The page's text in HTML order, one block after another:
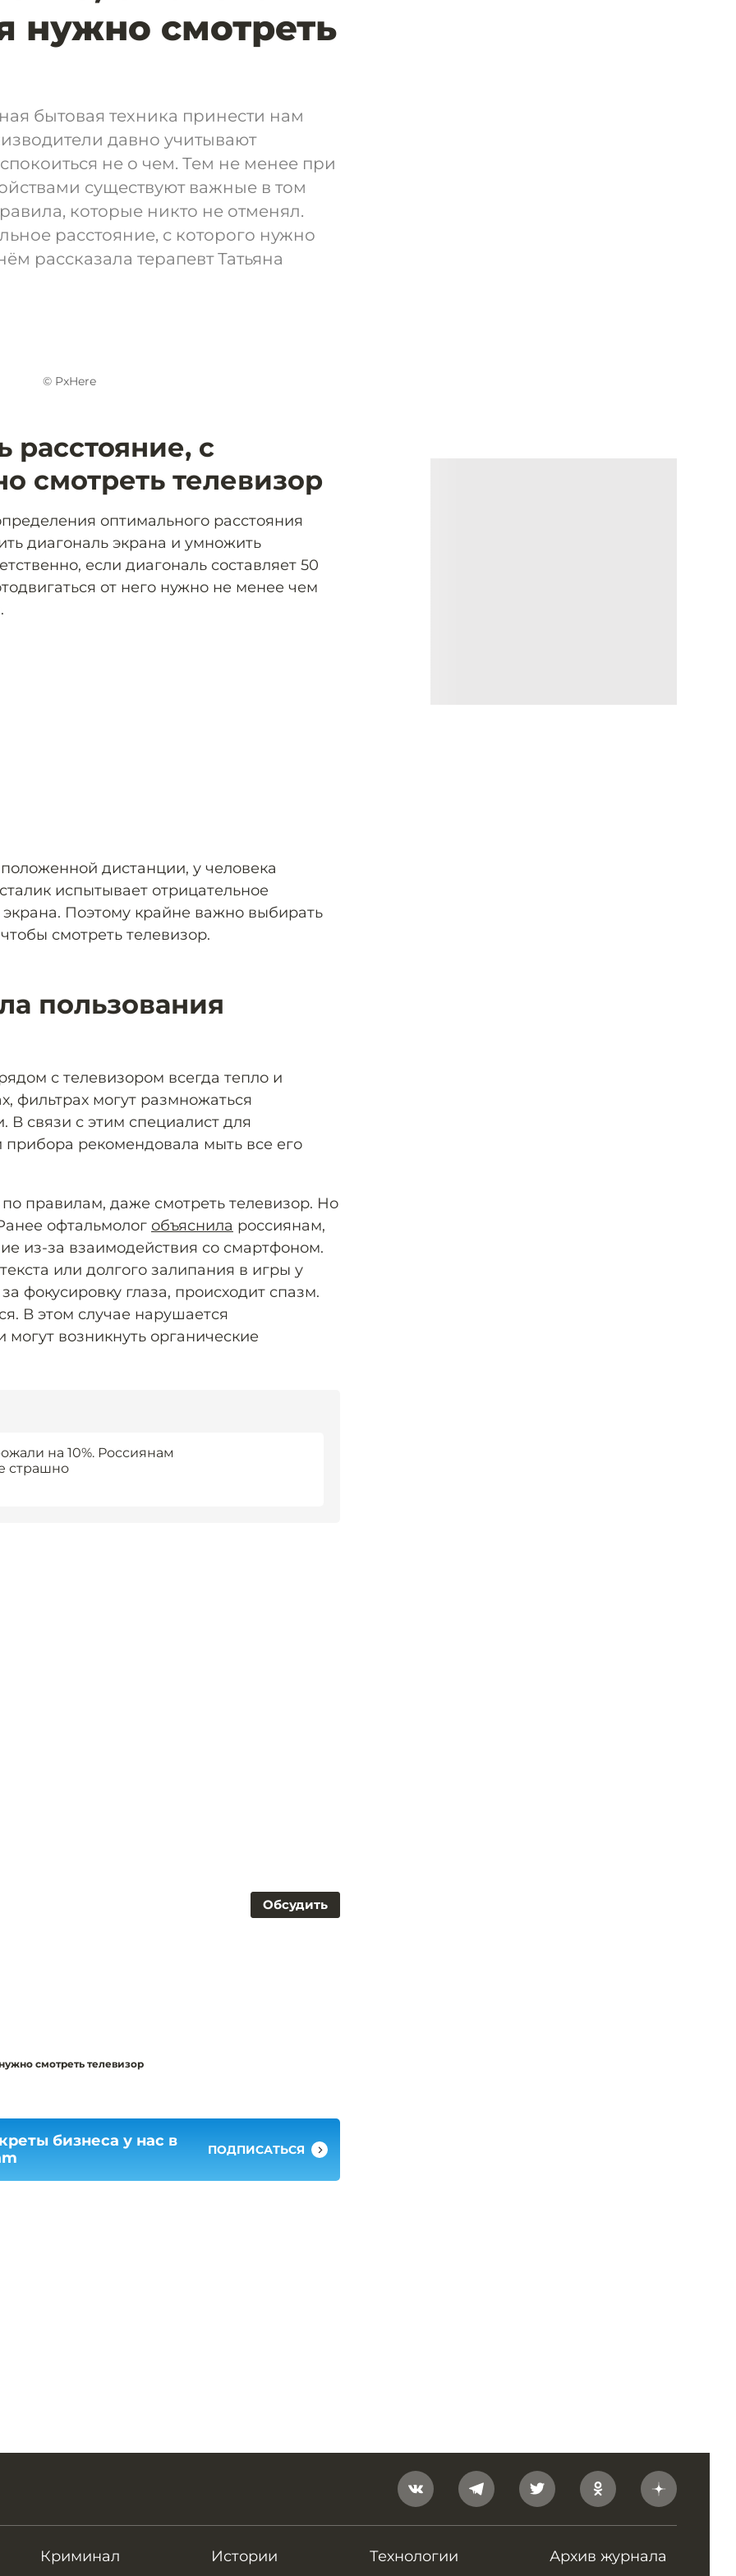
нужно смотреть
бытовая техника принести нам
давно учитывают
не о чем. Тем не менее при
существуют важные в том
которые никто не отменял.
расстояние, с которого нужно
рассказала терапевт Татьяна
© PxHere
расстояние, с
смотреть телевизор
оптимального расстояния
диагональ экрана и умножить
если диагональ составляет 50
от него нужно не менее чем
дистанции, у человека
испытывает отрицательное
Поэтому крайне важно выбирать
смотреть телевизор.
пользования
с телевизором всегда тепло и
фильтрах могут размножаться
В связи с этим специалист для
прибора рекомендовала мыть все его
правилам, даже смотреть телевизор. Но
офтальмолог объяснила россиянам,
из-за взаимодействия со смартфоном.
или долгого залипания в игры у
фокусировку глаза, происходит спазм.
В этом случае нарушается
возникнуть органические
на 10%. Россиянам
страшно
Обсудить
смотреть телевизор
бизнеса у нас в
ПОДПИСАТЬСЯ
Криминал Истории Технологии Архив журнала